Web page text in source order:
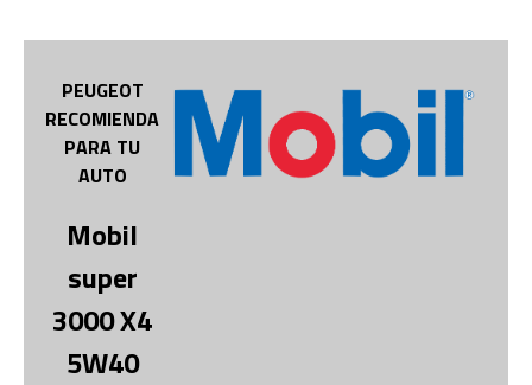
PEUGEOT
RECOMIENDA
PARA TU
AUTO
Mobil
super
3000 X4
5W40